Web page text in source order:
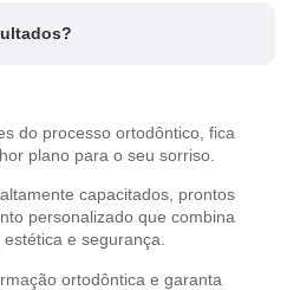
do processo ortodôntico, fica
plano para o seu sorriso.
capacitados, prontos
personalizado que combina
e segurança.
ortodôntica e garanta